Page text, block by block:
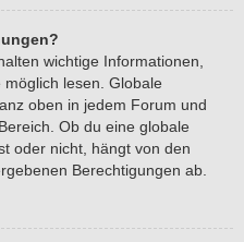
wichtige Informationen,
lesen. Globale
oben in jedem Forum und
Ob du eine globale
oder nicht, hängt von den
Berechtigungen ab.